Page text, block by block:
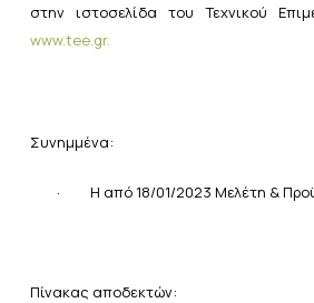
στην ιστοσελίδα
του Τεχνικού
www.tee.gr.
Συνημμένα:
· Η από 18/01/2023 Μελέτη &
Πίνακας αποδεκτών: